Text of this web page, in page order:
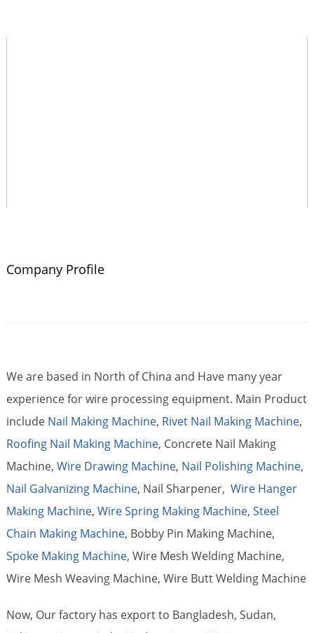
Company Profile
We are based in North of China and Have many year
experience for wire processing equipment. Main Product
include Nail Making Machine, Rivet Nail Making Machine,
Roofing Nail Making Machine, Concrete Nail Making
Machine, Wire Drawing Machine, Nail Polishing Machine,
Nail Galvanizing Machine, Nail Sharpener, Wire Hanger
Making Machine, Wire Spring Making Machine, Steel
Chain Making Machine, Bobby Pin Making Machine,
Spoke Making Machine, Wire Mesh Welding Machine,
Wire Mesh Weaving Machine, Wire Butt Welding Machine
Now, Our factory has export to Bangladesh, Sudan,